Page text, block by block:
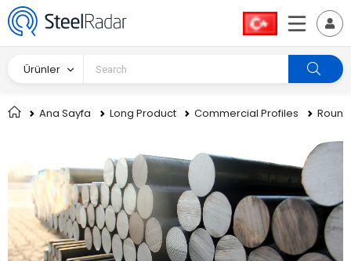
Ürünler
Ana Sayfa Long Product Commercial Profiles